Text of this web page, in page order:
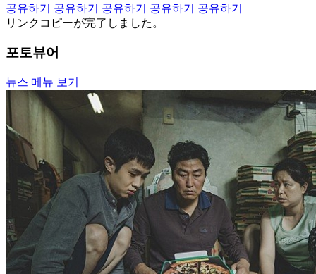
공유하기
공유하기 공유하기 공유하기
공유하기
リンクコピーが完了しました。
포토뷰어
뉴스 메뉴 보기